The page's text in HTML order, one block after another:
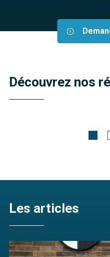
Découvrez nos
Les articles